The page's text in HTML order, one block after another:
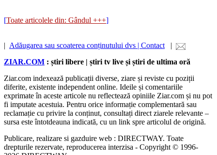
[Toate articolele din: Gândul +++]
| Adăugarea sau scoaterea conținutului dvs | Contact |
ZIAR.COM : știri libere | știri tv live și știri de ultima oră
Ziar.com indexează publicații diverse, ziare și reviste cu poziții
diferite, existente independent online. Ideile și comentariile
exprimate în aceste articole nu reflectează opiniile Ziar.com și nu pot
fi imputate acestuia. Pentru orice informație complementară sau
reclamație cu privire la conținut, consultați direct ziarele relevante –
sursa este întotdeauna indicată, cu un link spre articolul de origină.
Publicare, realizare si gazduire web : DIRECTWAY. Toate
drepturile rezervate, reproducerea interzisa - Copyright © 1996-